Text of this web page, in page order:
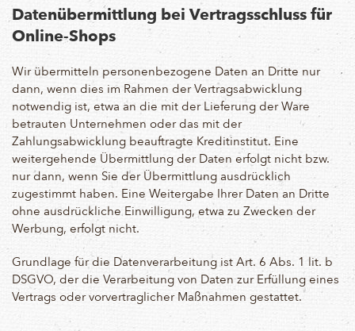
Datenübermittlung bei Vertragsschluss für
Online-Shops
Wir übermitteln personenbezogene Daten an Dritte nur
dann, wenn dies im Rahmen der Vertragsabwicklung
notwendig ist, etwa an die mit der Lieferung der Ware
betrauten Unternehmen oder das mit der
Zahlungsabwicklung beauftragte Kreditinstitut. Eine
weitergehende Übermittlung der Daten erfolgt nicht bzw.
nur dann, wenn Sie der Übermittlung ausdrücklich
zugestimmt haben. Eine Weitergabe Ihrer Daten an Dritte
ohne ausdrückliche Einwilligung, etwa zu Zwecken der
Werbung, erfolgt nicht.
Grundlage für die Datenverarbeitung ist Art. 6 Abs. 1 lit. b
DSGVO, der die Verarbeitung von Daten zur Erfüllung eines
Vertrags oder vorvertraglicher Maßnahmen gestattet.